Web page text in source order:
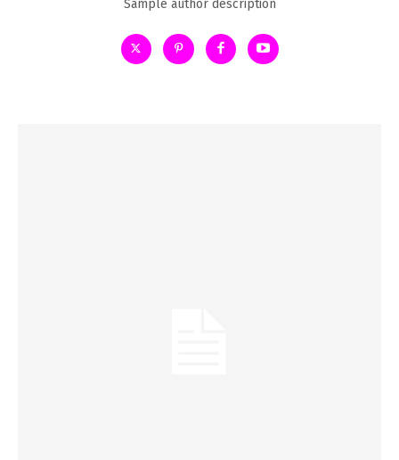
Sample author description